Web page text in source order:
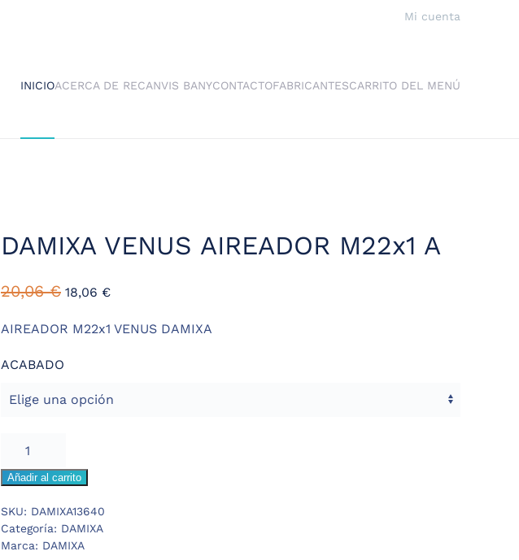
Mi cuenta
INICIOACERCA DE RECANVIS BANYCONTACTOFABRICANTESCARRITO DEL MENÚ
DAMIXA VENUS AIREADOR M22x1 A
20,06€ 18,06 €
AIREADOR M22x1 VENUS DAMIXA
ACABADO
AIREADOR
A
cantidad
Añadir al carrito
SKU: DAMIXA13640
Categoría: DAMIXA
Marca: DAMIXA